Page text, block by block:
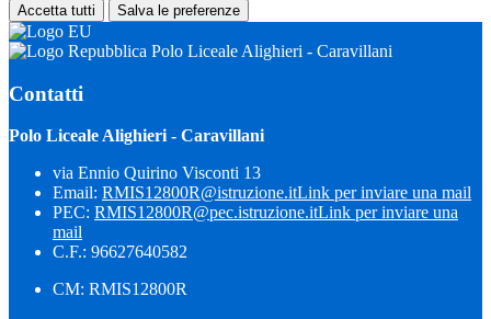
Accetta tutti Salva le preferenze
Polo Liceale Alighieri - Caravillani
Contatti
Polo Liceale Alighieri - Caravillani
via Ennio Quirino Visconti 13
Email: RMIS12800R@istruzione.itLink per inviare una mail
PEC: RMIS12800R@pec.istruzione.itLink per inviare una
mail
C.F.: 96627640582
CM: RMIS12800R